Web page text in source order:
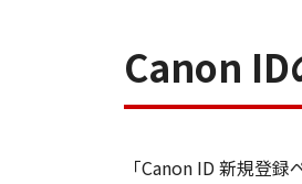
Canon ID
「Canon ID 新規登